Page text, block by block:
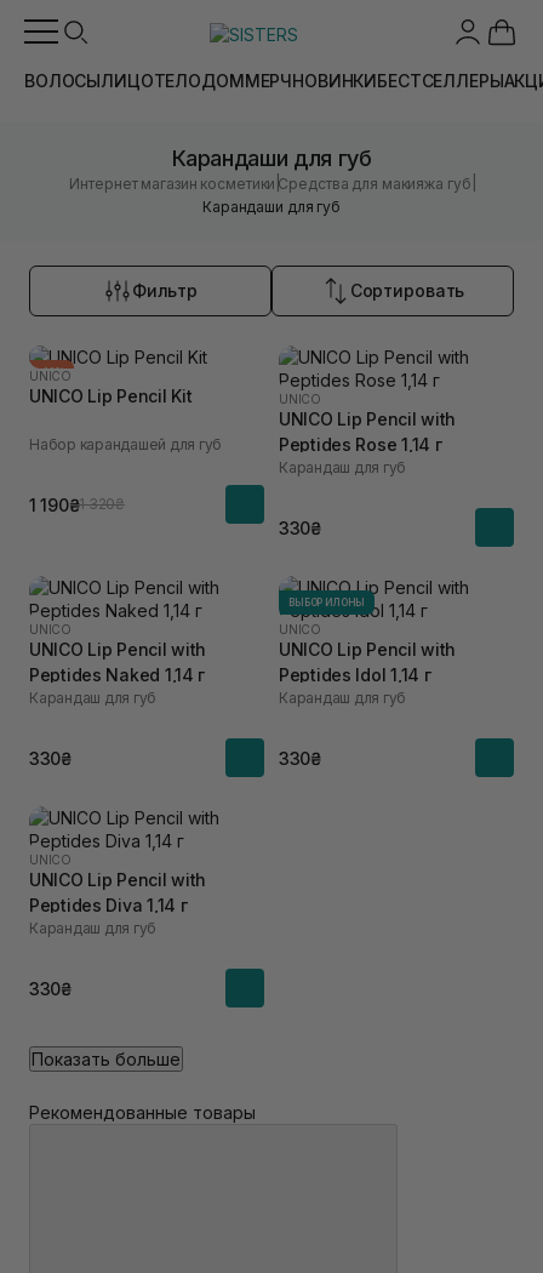
ВОЛОСЫЛИЦОТЕЛОДОММЕРЧНОВИНКИБЕСТСЕЛЛЕРЫ
Карандаши для губ
Интернет магазин косметики |Средства для макияжа губ
Карандаши для губ
Фильтр Сортировать
-10%
UNICO
UNICO Lip Pencil Kit
Набор карандашей для губ
1 190₴1 320₴
UNICO
UNICO Lip Pencil with
Peptides Rose 1,14 г
Карандаш для губ
330₴
UNICO
UNICO Lip Pencil with
Peptides Naked 1,14 г
Карандаш для губ
330₴
ВЫБОР ИЛОНЫ
UNICO
UNICO Lip Pencil with
Peptides Idol 1,14 г
Карандаш для губ
330₴
UNICO
UNICO Lip Pencil with
Peptides Diva 1,14 г
Карандаш для губ
330₴
Показать больше
Рекомендованные товары